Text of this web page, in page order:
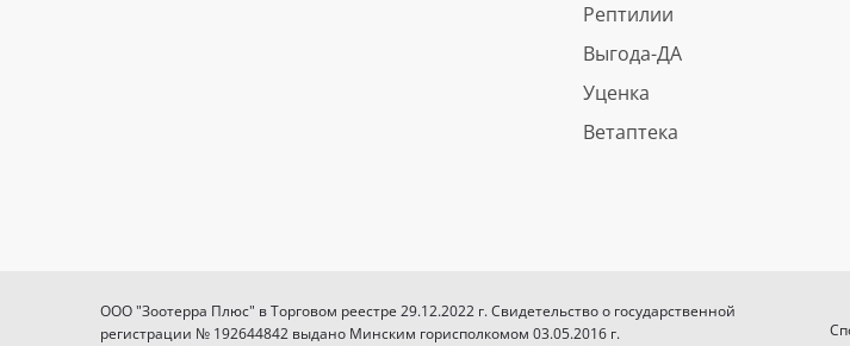
Рептилии
Выгода-ДА
Уценка
Ветаптека
ООО "Зоотерра Плюс" в Торговом реестре 29.12.2022 г. Свидетельство о государственной
регистрации № 192644842 выдано Минским горисполкомом 03.05.2016 г.